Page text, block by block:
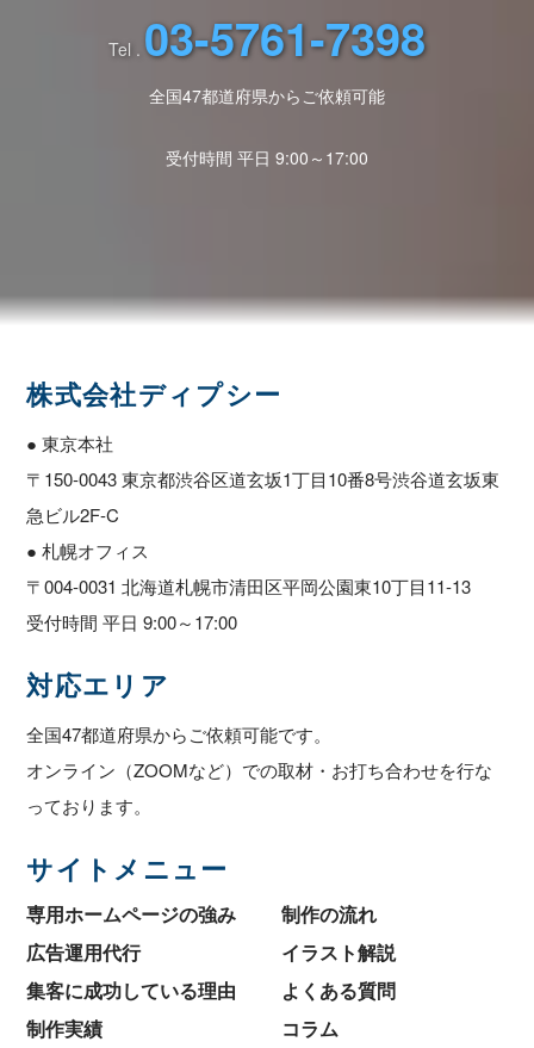
Tel . 03-5761-7398
全国47都道府県からご依頼可能
受付時間 平日 9:00～17:00
株式会社ディプシー
● 東京本社
〒150-0043 東京都渋谷区道玄坂1丁目10番8号渋谷道玄坂東
急ビル2F-C
● 札幌オフィス
〒004-0031 北海道札幌市清田区平岡公園東10丁目11-13
受付時間 平日 9:00～17:00
対応エリア
全国47都道府県からご依頼可能です。
オンライン（ZOOMなど）での取材・お打ち合わせを行な
っております。
サイトメニュー
専用ホームページの強み
広告運用代行
集客に成功している理由
制作実績
制作の流れ
イラスト解説
よくある質問
コラム